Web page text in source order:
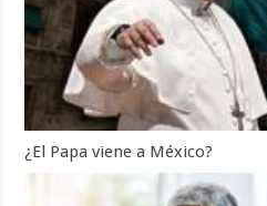
¿El Papa viene a México?